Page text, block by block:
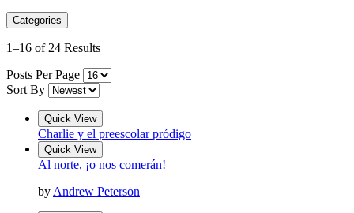
Categories
1–16 of 24 Results
Posts Per Page
Sort By
Quick View
Charlie y el preescolar pródigo
Quick View
Al norte, ¡o nos comerán!
by Andrew Peterson